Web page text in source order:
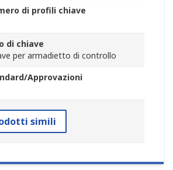
di profili chiave
di chiave
per armadietto di controllo
Approvazioni
simili